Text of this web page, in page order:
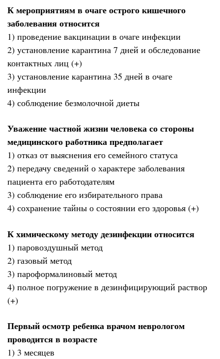
К мероприятиям в очаге острого кишечного
заболевания относится
1) проведение вакцинации в очаге инфекции
2) установление карантина 7 дней и обследование
контактных лиц (+)
3) установление карантина 35 дней в очаге
инфекции
4) соблюдение безмолочной диеты
Уважение частной жизни человека со стороны
медицинского работника предполагает
1) отказ от выяснения его семейного статуса
2) передачу сведений о характере заболевания
пациента его работодателям
3) соблюдение его избирательного права
4) сохранение тайны о состоянии его здоровья (+)
К химическому методу дезинфекции относится
1) паровоздушный метод
2) газовый метод
3) пароформалиновый метод
4) полное погружение в дезинфицирующий раствор
(+)
Первый осмотр ребенка врачом неврологом
проводится в возрасте
1) 3 месяцев